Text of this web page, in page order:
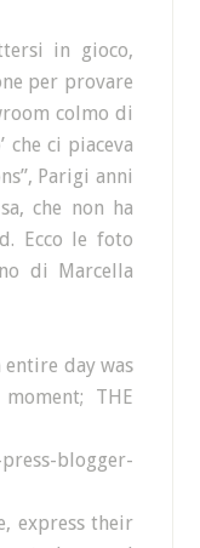
in gioco,
per provare
colmo di
ci piaceva
Parigi anni
che non ha
Ecco le foto
di Marcella
entire day was
THE
blogger-
express their